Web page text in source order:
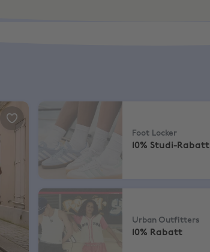
Foot Locker 10% Studi-Rabatt
Foot Locker
10% Studi-Rabatt
Urban Outfitters,10% Rabatt
Urban Outfitters
10% Rabatt